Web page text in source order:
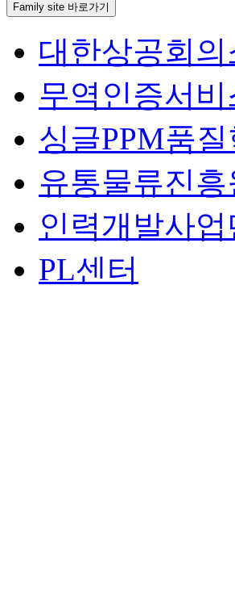
Family site 바로가기
대한상공회의
무역인증서비
싱글PPM품
유통물류진흥
인력개발사업
PL센터